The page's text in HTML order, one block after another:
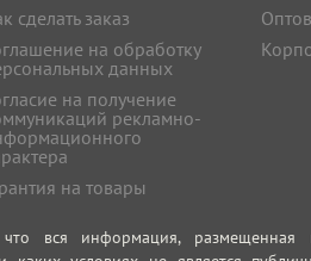
сделать заказ
на обработку
данных
на получение
рекламно-
на товары
вся информация, размещенная